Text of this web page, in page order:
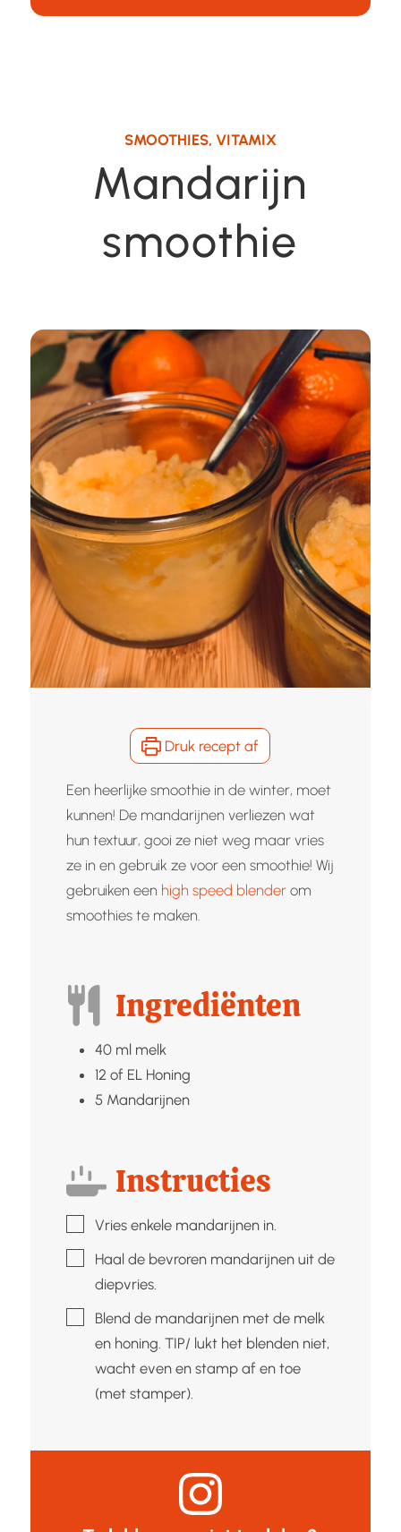
SMOOTHIES, VITAMIX
Mandarijn
smoothie
Druk recept af
Een heerlijke smoothie in de winter, moet
kunnen! De mandarijnen verliezen wat
hun textuur, gooi ze niet weg maar vries
ze in en gebruik ze voor een smoothie! Wij
gebruiken een high speed blenderom
smoothies te maken.
Ingrediënten
40 ml melk
12 of EL Honing
5 Mandarijnen
Instructies
▢Vries enkele mandarijnen in.
▢Haal de bevroren mandarijnen uit de
diepvries.
▢Blend de mandarijnen met de melk
en honing. TIP/ lukt het blenden niet,
wacht even en stamp af en toe
(met stamper).